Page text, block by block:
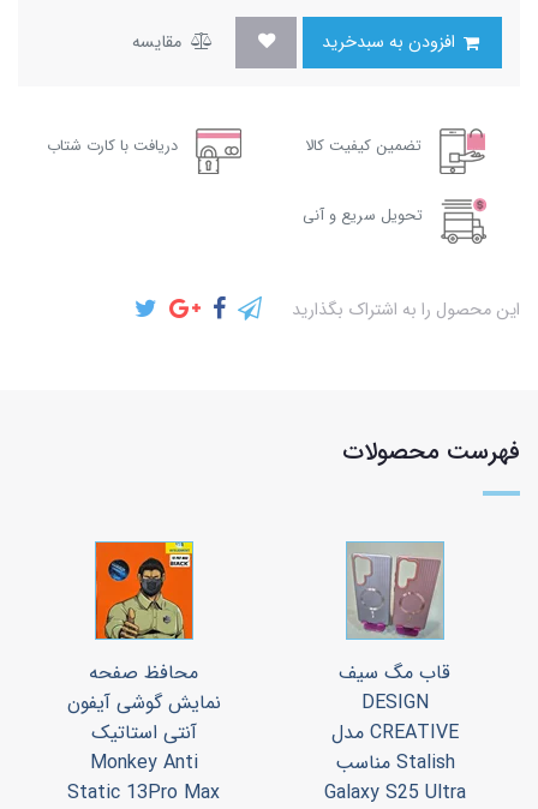
مقایسه
تضمین کیفیت کالا دریافت با کارت شتاب
تحویل سریع و آنی
این محصول را به اشتراک بگذارید
فهرست محصولات
قاب مگ سیف
DESIGN
CREATIVE مدل
Stalish مناسب
Galaxy S25 Ultra
محافظ صفحه
نمایش گوشی آیفون
آنتی استاتیک
Monkey Anti
Static 13Pro Max